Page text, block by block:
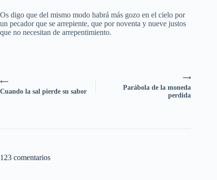
Os digo que del mismo modo habrá más gozo en el cielo por
un pecador que se arrepiente, que por noventa y nueve justos
que no necesitan de arrepentimiento.
⟶
Parábola de la moneda
perdida
⟵
Cuando la sal pierde su sabor
123 comentarios